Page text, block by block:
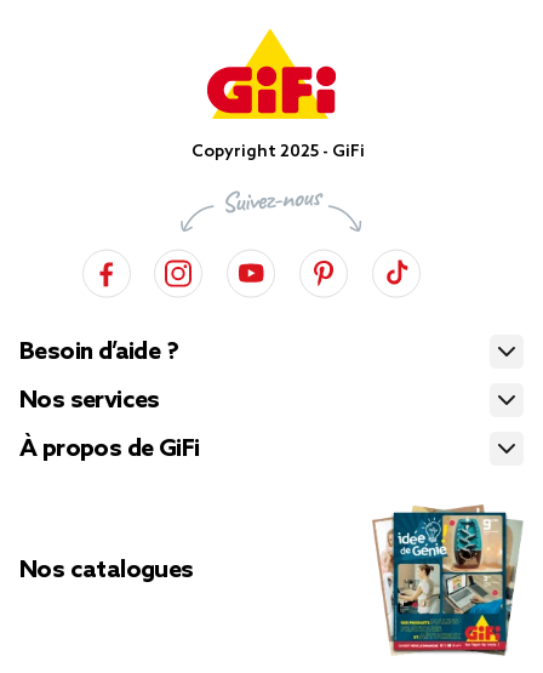
Copyright 2025 - GiFi
Besoin d’aide ?
Nos services
À propos de GiFi
Nos catalogues